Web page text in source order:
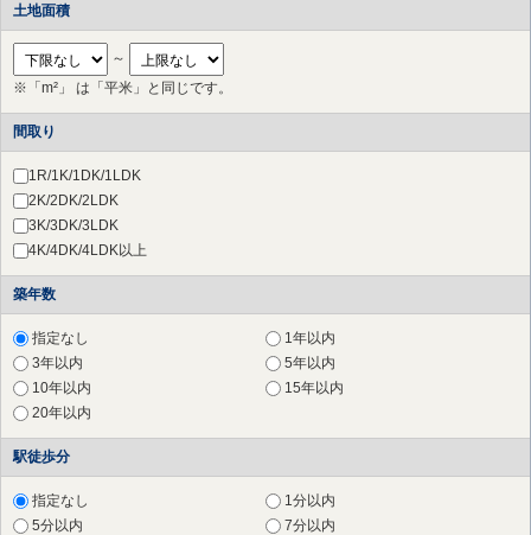
川崎市 高津区
川崎市 中原区
（20件）
川崎市 多摩区
（23件）
川崎市 宮前区（65件）
川崎市 幸区
横浜市 都筑区 （13件）
横浜市 青葉区
さいたま市 北区
草加市（1件）
横浜市 鶴見区（28件）
横浜市 神奈川区
横浜市 中区
横浜市 南区
横浜市 保土ケ谷区
横浜市 磯子区
横浜市 金沢区
横浜市 港南区
横浜市 旭区
土地面積
～
※「m²」 は「平米」と同じです。
間取り
1R/1K/1DK/1LDK
2K/2DK/2LDK
3K/3DK/3LDK
4K/4DK/4LDK以上
築年数
指定なし
1年以内
3年以内
5年以内
10年以内
15年以内
20年以内
駅徒歩分
指定なし
1分以内
5分以内
7分以内